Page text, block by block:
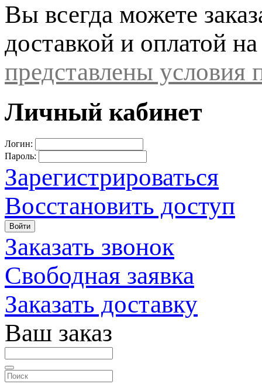
Вы всегда можете
доставкой и оплатой
представлены условия
Личный кабинет
Логин:
Пароль:
Зарегистрироваться
Восстановить доступ
Войти
Заказать звонок
Свободная заявка
Заказать доставку
Ваш заказ